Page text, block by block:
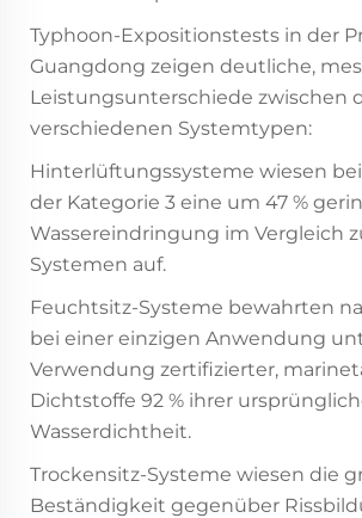
Typhoon-Expositionstests in der
Guangdong zeigen deutliche,
Leistungsunterschiede zwischen
verschiedenen Systemtypen:
Hinterlüftungssysteme wiesen bei
der Kategorie 3 eine um 47 %
Wassereindringung im Vergleich
Systemen auf.
Feuchtsitz-Systeme bewahrten
bei einer einzigen Anwendung
Verwendung zertifizierter,
Dichtstoffe 92 % ihrer
Wasserdichtheit.
Trockensitz-Systeme wiesen die
Beständigkeit gegenüber